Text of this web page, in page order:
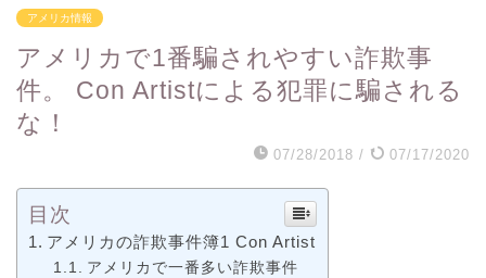
アメリカ情報
アメリカで1番騙されやすい詐欺事
件。 Con Artistによる犯罪に騙される
な！
07/28/2018 / 07/17/2020
目次
アメリカの詐欺事件簿1 Con Artist
アメリカで一番多い詐欺事件